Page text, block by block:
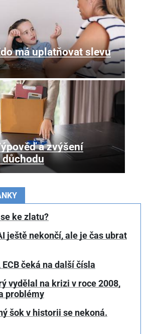
má uplatňovat slevu
a zvýšení
ke zlatu?
ještě nekončí, ale je čas ubrat
ECB čeká na další čísla
vydělal na krizi v roce 2008,
problémy
šok v historii se nekoná.